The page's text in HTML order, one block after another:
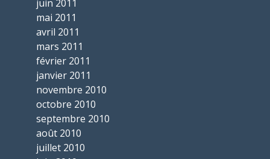
juin 2011
mai 2011
avril 2011
mars 2011
février 2011
janvier 2011
novembre 2010
octobre 2010
septembre 2010
août 2010
juillet 2010